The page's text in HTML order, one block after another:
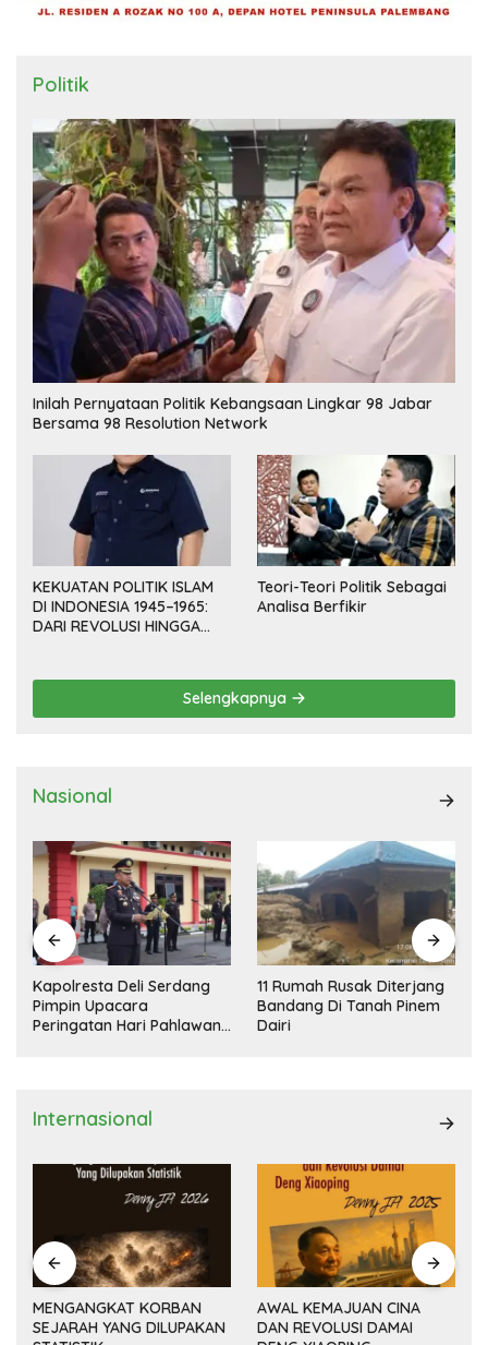
Politik
Inilah Pernyataan Politik Kebangsaan Lingkar 98 Jabar
Bersama 98 Resolution Network
KEKUATAN POLITIK ISLAM
DI INDONESIA 1945–1965:
DARI REVOLUSI HINGGA
Teori-Teori Politik Sebagai
Analisa Berfikir
Selengkapnya
Nasional
Kapolresta Deli Serdang
Pimpin Upacara
Peringatan Hari Pahlawan
11 Rumah Rusak Diterjang
Bandang Di Tanah Pinem
Dairi
Internasional
MENGANGKAT KORBAN
SEJARAH YANG DILUPAKAN
AWAL KEMAJUAN CINA
DAN REVOLUSI DAMAI